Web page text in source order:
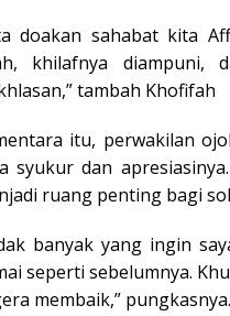
doakan sahabat kita
khilafnya diampuni,
tambah Khofifah
itu, perwakilan
syukur dan
ruang penting bagi
banyak yang ingin
seperti sebelumnya.
membaik,” pungkasnya.